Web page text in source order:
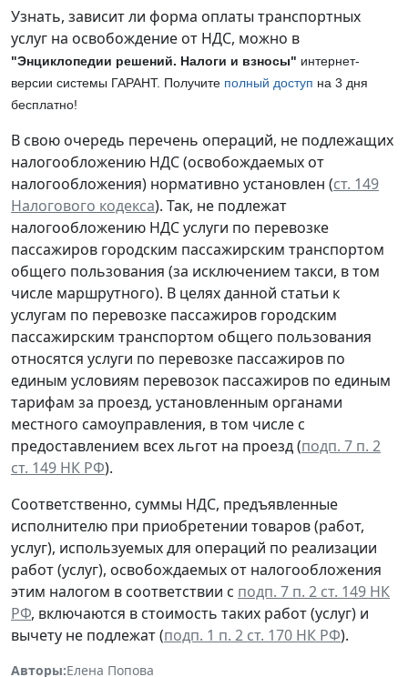
Узнать, зависит ли форма оплаты транспортных
услуг на освобождение от НДС, можно в
"Энциклопедии решений. Налоги и взносы" интернет-
версии системы ГАРАНТ. Получите полный доступ на 3 дня
бесплатно!
В свою очередь перечень операций, не подлежащих
налогообложению НДС (освобождаемых от
налогообложения) нормативно установлен (ст. 149
Налогового кодекса). Так, не подлежат
налогообложению НДС услуги по перевозке
пассажиров городским пассажирским транспортом
общего пользования (за исключением такси, в том
числе маршрутного). В целях данной статьи к
услугам по перевозке пассажиров городским
пассажирским транспортом общего пользования
относятся услуги по перевозке пассажиров по
единым условиям перевозок пассажиров по единым
тарифам за проезд, установленным органами
местного самоуправления, в том числе с
предоставлением всех льгот на проезд (подп. 7 п. 2
ст. 149 НК РФ).
Соответственно, суммы НДС, предъявленные
исполнителю при приобретении товаров (работ,
услуг), используемых для операций по реализации
работ (услуг), освобождаемых от налогообложения
этим налогом в соответствии с подп. 7 п. 2 ст. 149 НК
РФ, включаются в стоимость таких работ (услуг) и
вычету не подлежат (подп. 1 п. 2 ст. 170 НК РФ).
Авторы:Елена Попова